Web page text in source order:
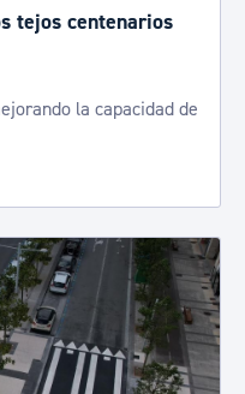
tejos centenarios
la capacidad de